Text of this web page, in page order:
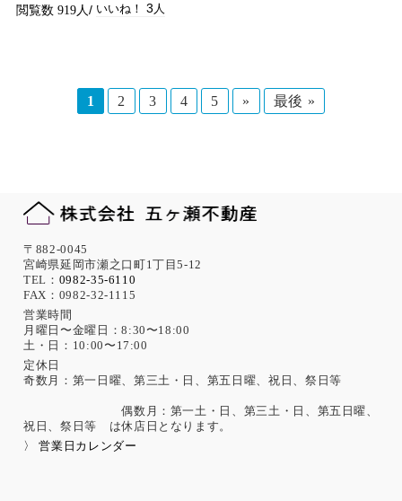
919 3
1 2 3 4 5 » 最後 »
〒882-0045
宮崎県延岡市瀬之口町1丁目5-12
TEL： 0982-35-6110
FAX：0982-32-1115
営業時間
月曜日〜金曜日：8:30〜18:00
土・日：10:00〜17:00
定休日
奇数月：第一日曜、第三土・日、第五日曜、祝日、祭日等
偶数月：第一土・日、第三土・日、第五日曜、
祝日、祭日等 は休店日となります。
〉 営業日カレンダー